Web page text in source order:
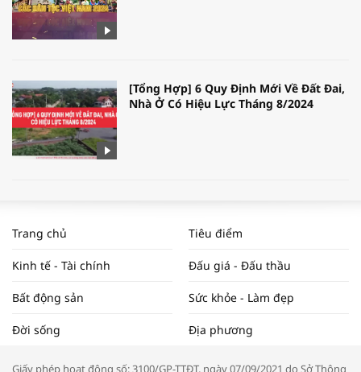
[Tổng Hợp] 6 Quy Định Mới Về Đất Đai,
Nhà Ở Có Hiệu Lực Tháng 8/2024
NAM NĂM 2024 VÀ NĂM 2025 | NHỊP
ĐẬP THỊ TRƯỜNG #62
Tọa đàm “Xúc tiến thương mại: Khơi
Trang chủ Tiêu điểm
Kinh tế - Tài chính Đấu giá - Đấu thầu
Bất động sản Sức khỏe - Làm đẹp
Đời sống Địa phương
Giấy phép hoạt động số: 3100/GP-TTĐT, ngày 07/09/2021 do Sở Thông